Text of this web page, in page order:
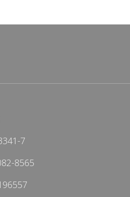
7
8565